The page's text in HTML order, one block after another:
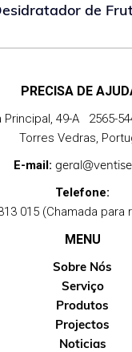
de
PRECISA DE
Principal, 49-A 2565-
Torres Vedras,
E-mail:
Telefone:
015 (Chamada para
MENU
Sobre Nós
Serviço
Produtos
Projectos
Noticias